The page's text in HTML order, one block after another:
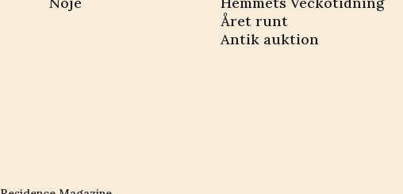
Året runt
Antik auktion